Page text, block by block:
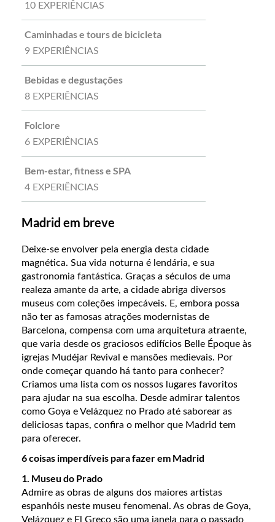
10 EXPERIÊNCIAS
Caminhadas e tours de bicicleta
9 EXPERIÊNCIAS
Bebidas e degustações
8 EXPERIÊNCIAS
Folclore
6 EXPERIÊNCIAS
Bem-estar, fitness e SPA
4 EXPERIÊNCIAS
Madrid em breve
Deixe-se envolver pela energia desta cidade
magnética. Sua vida noturna é lendária, e sua
gastronomia fantástica. Graças a séculos de uma
realeza amante da arte, a cidade abriga diversos
museus com coleções impecáveis. E, embora possa
não ter as famosas atrações modernistas de
Barcelona, compensa com uma arquitetura atraente,
que varia desde os graciosos edifícios Belle Époque às
igrejas Mudéjar Revival e mansões medievais. Por
onde começar quando há tanto para conhecer?
Criamos uma lista com os nossos lugares favoritos
para ajudar na sua escolha. Desde admirar talentos
como Goya e Velázquez no Prado até saborear as
deliciosas tapas, confira o melhor que Madrid tem
para oferecer.
6 coisas imperdíveis para fazer em Madrid
1. Museu do Prado
Admire as obras de alguns dos maiores artistas
espanhóis neste museu fenomenal. As obras de Goya,
Velázquez e El Greco são uma janela para o passado